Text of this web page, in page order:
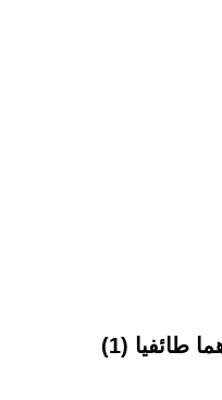
طائفيا (1)